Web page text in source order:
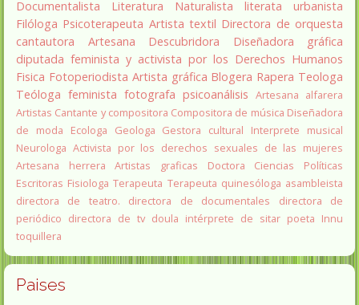
Documentalista Literatura Naturalista literata
urbanista
Filóloga Psicoterapeuta Artista textil Directora de orquesta
cantautora
Artesana Descubridora
Diseñadora gráfica
diputada feminista y activista por los Derechos Humanos
Fisica Fotoperiodista Artista gráfica Blogera Rapera Teologa
Teóloga feminista fotografa psicoanálisis Artesana alfarera
Artistas Cantante y compositora Compositora de música Diseñadora
de moda
Ecologa Geologa Gestora cultural
Interprete musical
Neurologa Activista por los derechos sexuales de las mujeres
Artesana herrera
Artistas graficas
Doctora Ciencias Políticas
Escritoras Fisiologa Terapeuta Terapeuta quinesóloga asambleista
directora de teatro.
directora de documentales
directora de
periódico directora de tv doula intérprete de sitar poeta Innu
toquillera
Paises